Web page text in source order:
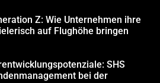
Z: Wie Unternehmen ihre
auf Flughöhe bringen
SHS
bei der